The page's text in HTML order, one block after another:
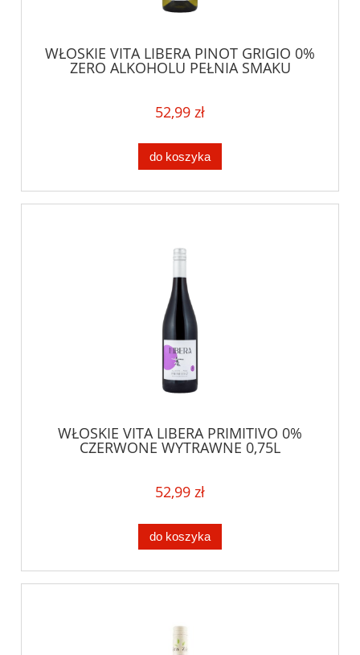
WŁOSKIE VITA LIBERA PINOT GRIGIO 0%
ZERO ALKOHOLU PEŁNIA SMAKU
52,99 zł
do koszyka
WŁOSKIE VITA LIBERA PRIMITIVO 0%
CZERWONE WYTRAWNE 0,75L
52,99 zł
do koszyka